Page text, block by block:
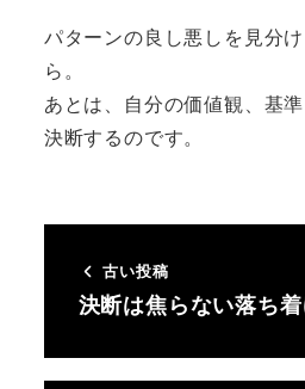
パターンの良し悪しを見分
ら。
あとは、自分の価値観、基
決断するのです。
古い投稿
決断は焦らない落ち着